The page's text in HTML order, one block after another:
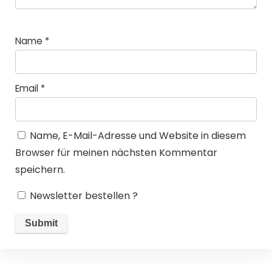
Name *
Email *
Name, E-Mail-Adresse und Website in diesem
Browser für meinen nächsten Kommentar
speichern.
Newsletter bestellen ?